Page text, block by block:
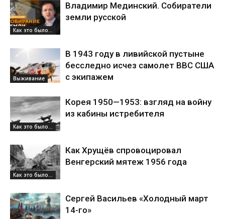
Как это было...
Владимир Мединский. Собиратели
земли русской
Выживание
В 1943 году в ливийской пустыне
бесследно исчез самолет ВВС США
с экипажем
Как это было...
Корея 1950—1953: взгляд на войну
из кабины истребителя
Как это было...
Как Хрущёв спровоцировал
Венгерский мятеж 1956 года
Сергей Васильев «Холодный март
14-го»